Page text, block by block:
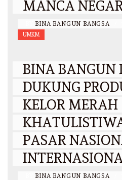
MANCA
BINA BANGUN BANGSA
UMKM
BINA BANGUN
DUKUNG
KELOR MERAH
PASAR
BINA BANGUN BANGSA